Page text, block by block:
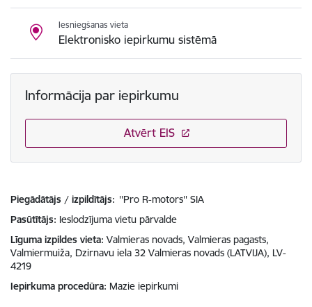
Iesniegšanas vieta
Elektronisko iepirkumu sistēmā
Informācija par iepirkumu
Atvērt EIS
Piegādātājs / izpildītājs: ''Pro R-motors'' SIA
Pasūtītājs Ieslodzījuma vietu pārvalde
Līguma izpildes vieta Valmieras novads, Valmieras pagasts,
Valmiermuiža, Dzirnavu iela 32 Valmieras novads (LATVIJA), LV-
4219
Iepirkuma procedūra Mazie iepirkumi